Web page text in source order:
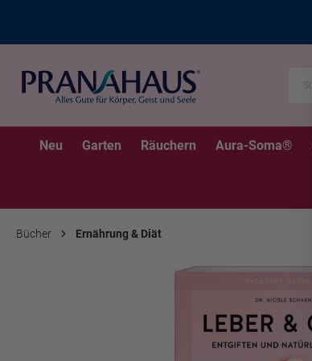
Neu Garten Räuchern Aura-Soma®
Bücher Ernährung & Diät